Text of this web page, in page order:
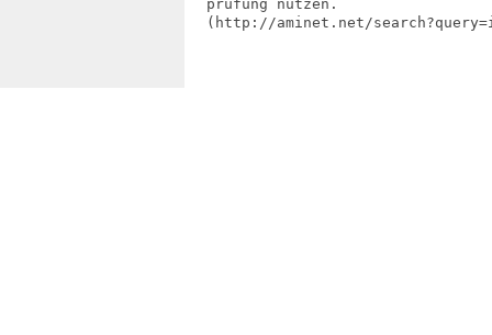
  prüfung nutzen.
(http://aminet.net/